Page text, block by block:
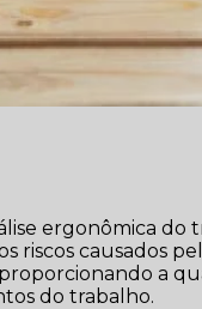
ergonômica do
riscos causados
a
do trabalho.